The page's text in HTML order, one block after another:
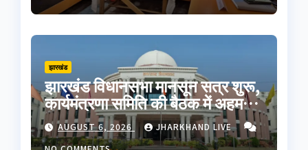
झारखंड
झारखंड विधानसभा मानसून सत्र शुरू,
कार्यमंत्रणा समिति की बैठक में अहम
फैसले; JPSC-JSSC समेत कई मुद्दों
पर हंगामे के आसार
AUGUST 6, 2026
JHARKHAND LIVE